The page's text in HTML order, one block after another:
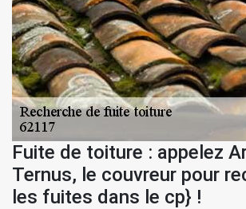
Fuite de toiture : appelez
Ternus, le couvreur pour
les fuites dans le cp} !